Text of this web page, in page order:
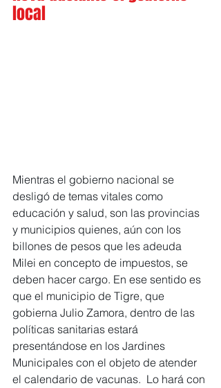
local
Mientras el gobierno nacional se
desligó de temas vitales como
educación y salud, son las provincias
y municipios quienes, aún con los
billones de pesos que les adeuda
Milei en concepto de impuestos, se
deben hacer cargo. En ese sentido es
que el municipio de Tigre, que
gobierna Julio Zamora, dentro de las
políticas sanitarias estará
presentándose en los Jardines
Municipales con el objeto de atender
el calendario de vacunas.  Lo hará con